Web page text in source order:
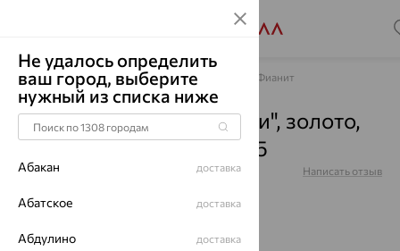
Главная Каталог Обручальные кольца Фианит
Кольцо "Спаси и сохрани", золото,
фианит, красный, 10-335
Артикул: Написать отзыв
Не удалось определить
ваш город, выберите
нужный из списка ниже
Абакан доставка
Абатское доставка
Абдулино доставка